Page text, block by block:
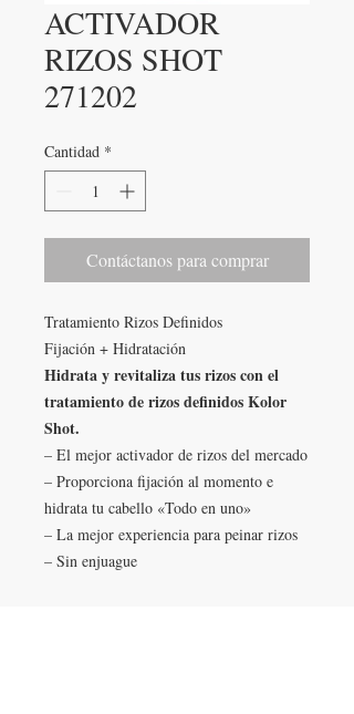
ACTIVADOR
RIZOS SHOT
271202
Cantidad *
Contáctanos para comprar
Tratamiento Rizos Definidos
Fijación + Hidratación
Hidrata y revitaliza tus rizos con el
tratamiento de rizos definidos Kolor
Shot.
– El mejor activador de rizos del mercado
– Proporciona fijación al momento e
hidrata tu cabello «Todo en uno»
– La mejor experiencia para peinar rizos
– Sin enjuague